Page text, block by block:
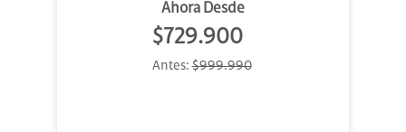
Ahora Desde
$729.900
Antes:$999.990